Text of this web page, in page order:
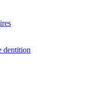
dentition